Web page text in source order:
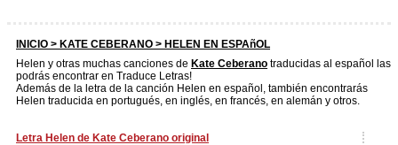
INICIO > KATE CEBERANO > HELEN EN ESPAñOL
Helen y otras muchas canciones de Kate Ceberano traducidas al español las
podrás encontrar en Traduce Letras!
Además de la letra de la canción Helen en español, también encontrarás
Helen traducida en portugués, en inglés, en francés, en alemán y otros.
Letra Helen de Kate Ceberano original